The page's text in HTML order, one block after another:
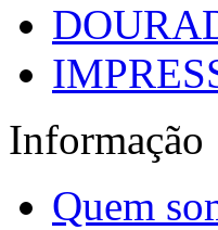
Informação
Quem